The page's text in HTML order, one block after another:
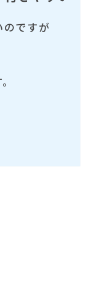
ですが